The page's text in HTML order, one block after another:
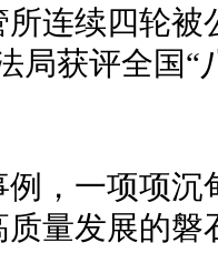
连续四轮
局获评全国“
一项项沉
量发展的